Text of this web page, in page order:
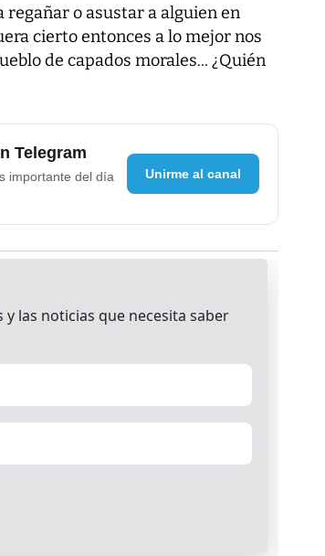
o asustar a alguien en
cierto entonces a lo mejor nos
de capados morales... ¿Quién
Telegram
importante del día
Unirme al canal